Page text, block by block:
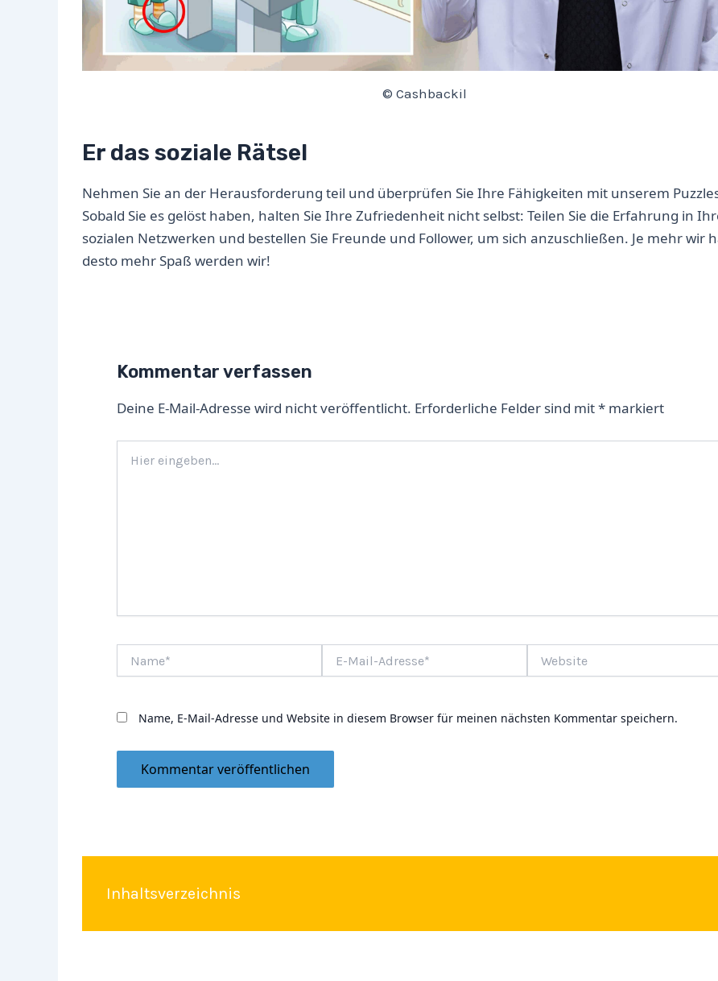
© Cashbackil
Er das soziale Rätsel
Nehmen Sie an der Herausforderung teil und überprüfen Sie Ihre Fähigkeiten mit unserem
Sobald Sie es gelöst haben, halten Sie Ihre Zufriedenheit nicht selbst: Teilen Sie die Erfahrung in
sozialen Netzwerken und bestellen Sie Freunde und Follower, um sich anzuschließen. Je mehr wir
desto mehr Spaß werden wir!
Kommentar verfassen
Deine E-Mail-Adresse wird nicht veröffentlicht. Erforderliche Felder sind mit*markiert
eingeben…
Mail-
Name, E-Mail-Adresse und Website in diesem Browser für meinen nächsten Kommentar speichern.
Inhaltsverzeichnis